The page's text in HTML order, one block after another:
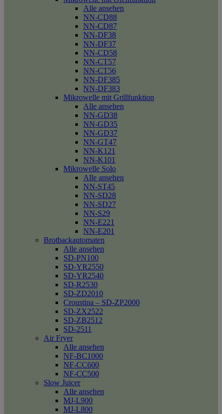
Alle ansehen
NN-CD88
NN-CD87
NN-DF38
NN-DF37
NN-CD58
NN-CT57
NN-CT56
NN-DF385
NN-DF383
Mikrowelle mit Grillfunktion
Alle ansehen
NN-GD38
NN-GD35
NN-GD37
NN-GT47
NN-K121
NN-K101
Mikrowelle Solo
Alle ansehen
NN-ST45
NN-SD28
NN-SD27
NN-S29
NN-E221
NN-E201
Brotbackautomaten
Alle ansehen
SD-PN100
SD-YR2550
SD-YR2540
SD-R2530
SD-ZD2010
Croustina – SD-ZP2000
SD-ZX2522
SD-ZB2512
SD-2511
Air Fryer
Alle ansehen
NF-BC1000
NF-CC600
NF-CC500
Slow Juicer
Alle ansehen
MJ-L900
MJ-L800